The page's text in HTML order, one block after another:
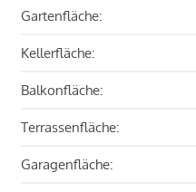
Gartenfläche:
Kellerfläche:
Balkonfläche:
Terrassenfläche:
Garagenfläche: